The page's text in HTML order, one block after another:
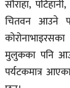
सौराहा,
चितवन आउने
मुलुकका पनि
पर्यटकमात्र